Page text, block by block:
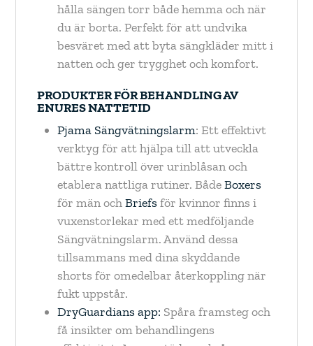
hålla sängen torr både hemma och när
du är borta. Perfekt för att undvika
besväret med att byta sängkläder mitt i
natten och ger trygghet och komfort.
PRODUKTER FÖR BEHANDLING AV
ENURES NATTETID
Pjama Sängvätningslarm: Ett effektivt
verktyg för att hjälpa till att utveckla
bättre kontroll över urinblåsan och
etablera nattliga rutiner. BådeBoxers
för män ochBriefsför kvinnor finns i
vuxenstorlekar med ett medföljande
Sängvätningslarm. Använd dessa
tillsammans med dina skyddande
shorts för omedelbar återkoppling när
fukt uppstår.
DryGuardians app: Spåra framsteg och
få insikter om behandlingens